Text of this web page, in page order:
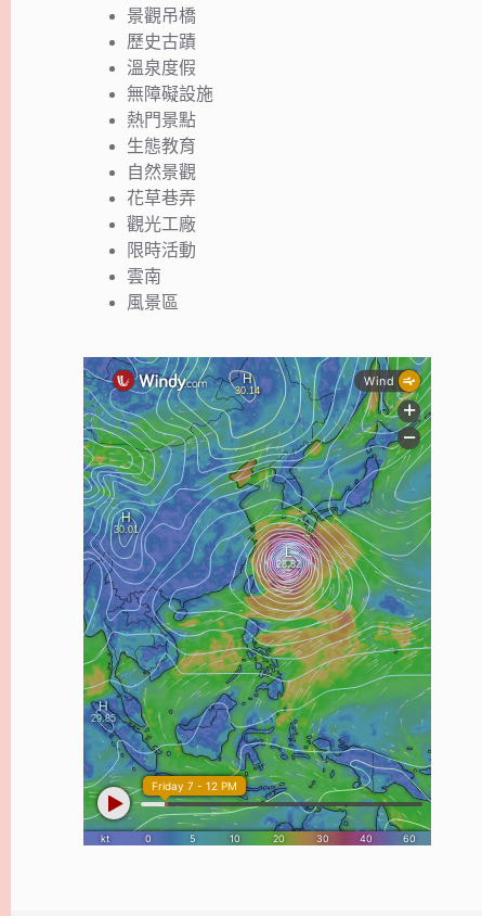
景觀吊橋
歷史古蹟
溫泉度假
無障礙設施
熱門景點
生態教育
自然景觀
花草巷弄
觀光工廠
限時活動
雲南
風景區